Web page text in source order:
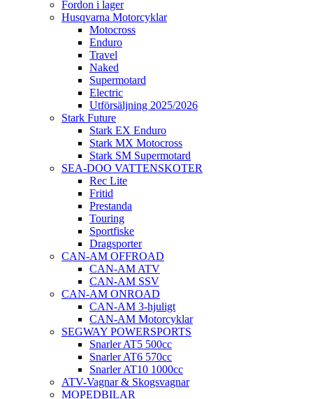
Fordon i lager
Husqvarna Motorcyklar
Motocross
Enduro
Travel
Naked
Supermotard
Electric
Utförsäljning 2025/2026
Stark Future
Stark EX Enduro
Stark MX Motocross
Stark SM Supermotard
SEA-DOO VATTENSKOTER
Rec Lite
Fritid
Prestanda
Touring
Sportfiske
Dragsporter
CAN-AM OFFROAD
CAN-AM ATV
CAN-AM SSV
CAN-AM ONROAD
CAN-AM 3-hjuligt
CAN-AM Motorcyklar
SEGWAY POWERSPORTS
Snarler AT5 500cc
Snarler AT6 570cc
Snarler AT10 1000cc
ATV-Vagnar & Skogsvagnar
MOPEDBILAR